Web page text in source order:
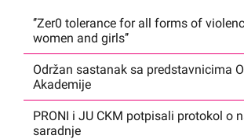
‘’Zer0 tolerance for all forms of
women and girls’’
Održan sastanak sa predstavnicima
Akademije
PRONI i JU CKM potpisali protokol o
saradnje